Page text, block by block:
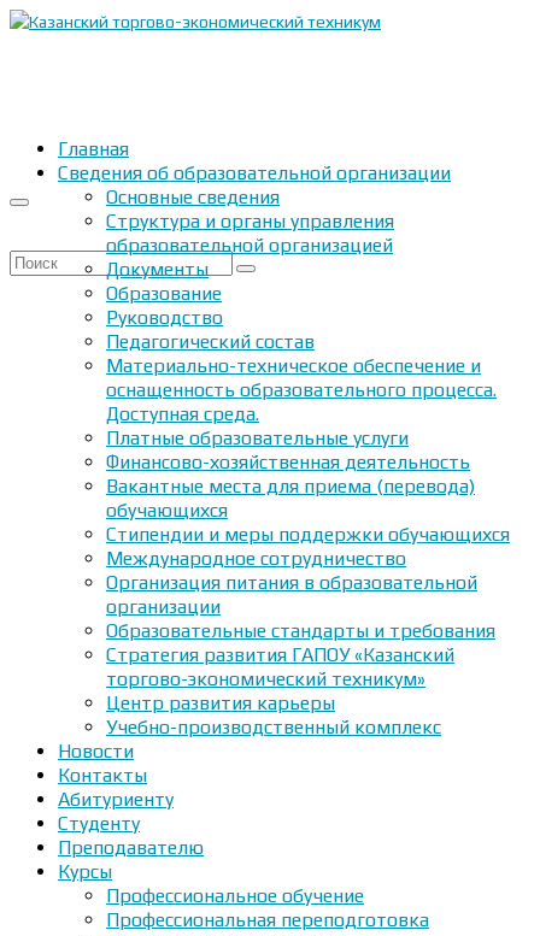
Искать:
Главная
Сведения об образовательной организации
Основные сведения
Структура и органы управления
образовательной организацией
Документы
Образование
Руководство
Педагогический состав
Материально-техническое обеспечение и
оснащенность образовательного процесса.
Доступная среда.
Платные образовательные услуги
Финансово-хозяйственная деятельность
Вакантные места для приема (перевода)
обучающихся
Стипендии и меры поддержки обучающихся
Международное сотрудничество
Организация питания в образовательной
организации
Образовательные стандарты и требования
Стратегия развития ГАПОУ «Казанский
торгово-экономический техникум»
Центр развития карьеры
Учебно-производственный комплекс
Новости
Контакты
Абитуриенту
Студенту
Преподавателю
Курсы
Профессиональное обучение
Профессиональная переподготовка